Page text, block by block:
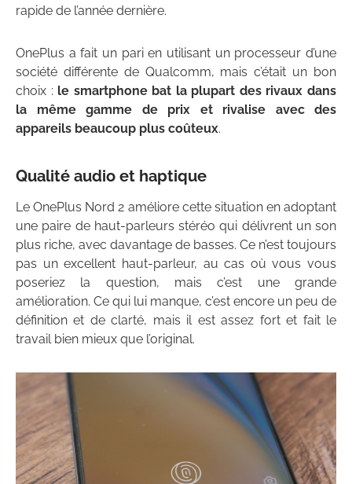
rapide de l’année dernière.
OnePlus a fait un pari en utilisant un processeur d’une
société différente de Qualcomm, mais c’était un bon
choix : le smartphone bat la plupart des rivaux dans
la même gamme de prix et rivalise avec des
appareils beaucoup plus coûteux.
Qualité audio et haptique
Le OnePlus Nord 2 améliore cette situation en adoptant
une paire de haut-parleurs stéréo qui délivrent un son
plus riche, avec davantage de basses. Ce n’est toujours
pas un excellent haut-parleur, au cas où vous vous
poseriez la question, mais c’est une grande
amélioration. Ce qui lui manque, c’est encore un peu de
définition et de clarté, mais il est assez fort et fait le
travail bien mieux que l’original.